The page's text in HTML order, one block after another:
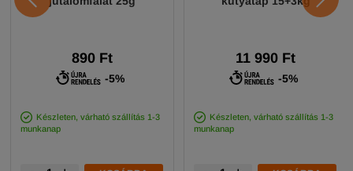
890 Ft
-5%
Készleten, várható szállítás 1-3
munkanap
11 990 Ft
-5%
Készleten, várható szállítás 1-3
munkanap